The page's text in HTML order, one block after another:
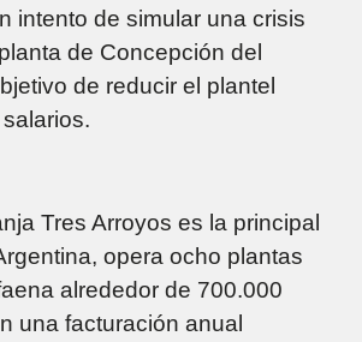
intento de simular una crisis
de Concepción del
de reducir el plantel
Tres Arroyos es la principal
opera ocho plantas
alrededor de 700.000
una facturación anual